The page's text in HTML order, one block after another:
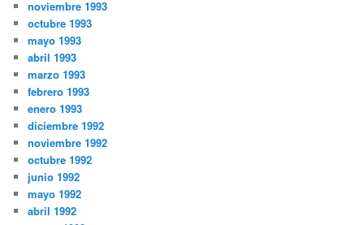
noviembre 1993
octubre 1993
mayo 1993
abril 1993
marzo 1993
febrero 1993
enero 1993
diciembre 1992
noviembre 1992
octubre 1992
junio 1992
mayo 1992
abril 1992